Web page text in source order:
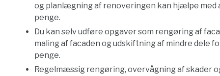
og planlægning af renoveringen kan hjælpe med
penge.
Du kan selv udføre opgaver som rengøring af
maling af facaden og udskiftning af mindre dele
penge.
Regelmæssig rengøring, overvågning af skader